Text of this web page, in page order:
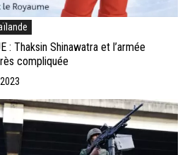
: Thaksin Shinawatra et l’armée
compliquée